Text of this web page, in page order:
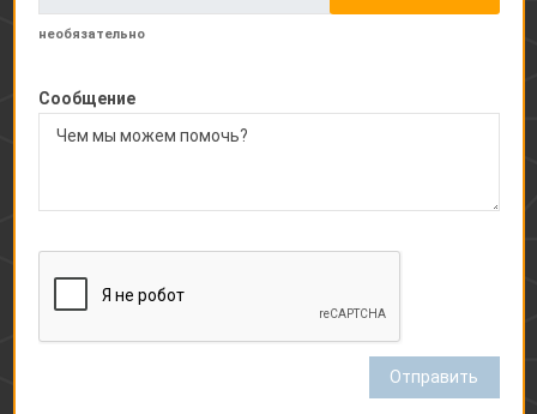
необязательно
Сообщение